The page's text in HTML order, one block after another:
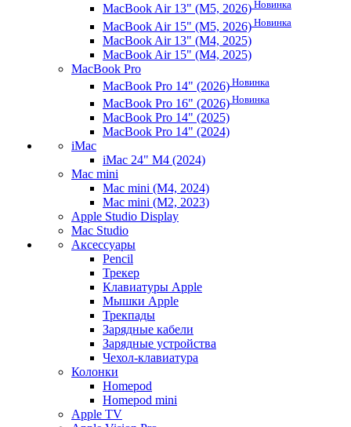
MacBook Air 13" (M5, 2026) Новинка
MacBook Air 15" (M5, 2026) Новинка
MacBook Air 13" (M4, 2025)
MacBook Air 15" (M4, 2025)
MacBook Pro
MacBook Pro 14" (2026) Новинка
MacBook Pro 16" (2026) Новинка
MacBook Pro 14" (2025)
MacBook Pro 14" (2024)
iMac
iMac 24" M4 (2024)
Mac mini
Mac mini (M4, 2024)
Mac mini (M2, 2023)
Apple Studio Display
Mac Studio
Аксессуары
Pencil
Трекер
Клавиатуры Apple
Мышки Apple
Трекпады
Зарядные кабели
Зарядные устройства
Чехол-клавиатура
Колонки
Homepod
Homepod mini
Apple TV